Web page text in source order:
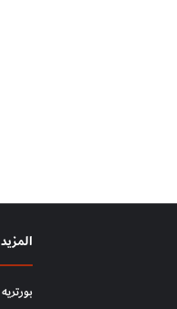
المزيد
بورتريه